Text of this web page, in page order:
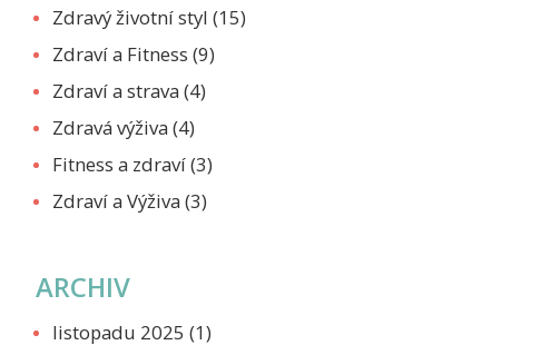
Zdravý životní styl (15)
Zdraví a Fitness (9)
Zdraví a strava (4)
Zdravá výživa (4)
Fitness a zdraví(3)
Zdraví a Výživa (3)
ARCHIV
listopadu 2025 (1)